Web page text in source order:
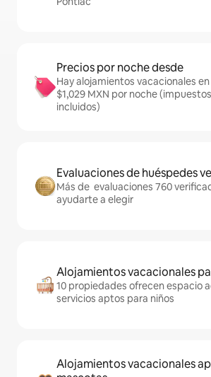
Precios por noche desde
Hay alojamientos vacacionales
$1,029 MXN por noche
incluidos)
Evaluaciones de huéspedes
Más de evaluaciones 760
ayudarte a elegir
Alojamientos vacacionales
10 propiedades ofrecen espacio
servicios aptos para niños
Alojamientos vacacionales